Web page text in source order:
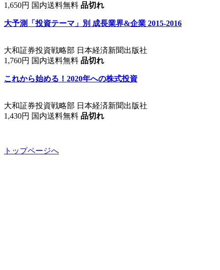
1,650円 国内送料無料 品切れ
大予測「投資テーマ」別 成長業界&企業 2015-2016
大和証券投資戦略部 日本経済新聞出版社
1,760円 国内送料無料 品切れ
これから始める！2020年への株式投資
大和証券投資戦略部 日本経済新聞出版社
1,430円 国内送料無料 品切れ
トップページへ